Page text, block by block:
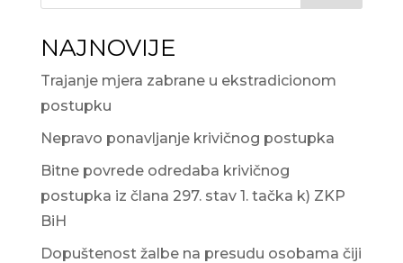
NAJNOVIJE
Trajanje mjera zabrane u ekstradicionom
postupku
Nepravo ponavljanje krivičnog postupka
Bitne povrede odredaba krivičnog
postupka iz člana 297. stav 1. tačka k) ZKP
BiH
Dopuštenost žalbe na presudu osobama čiji